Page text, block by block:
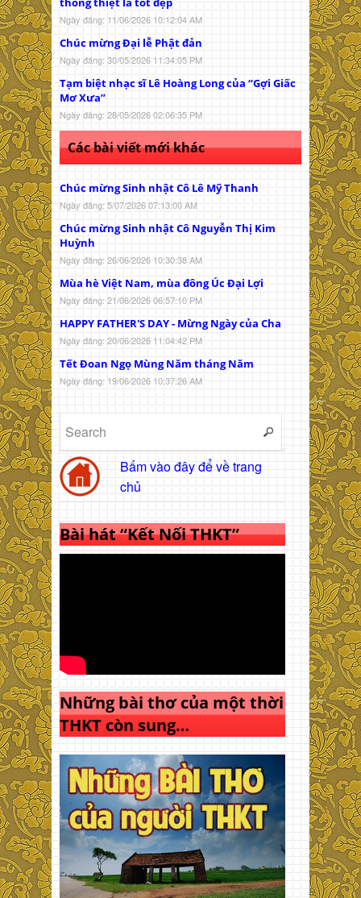
Ngày đăng: 11/06/2026 10:12:04 AM
Chúc mừng Đại lễ Phật đản
Ngày đăng: 30/05/2026 11:34:05 PM
Tạm biệt nhạc sĩ Lê Hoàng Long của “Gợi Giấc
Mơ Xưa”
Ngày đăng: 28/05/2026 02:06:35 PM
Các bài viết mới khác
Chúc mừng Sinh nhật Cô Lê Mỹ Thanh
Ngày đăng: 5/07/2026 07:13:00 AM
Chúc mừng Sinh nhật Cô Nguyễn Thị Kim
Huỳnh
Ngày đăng: 26/06/2026 10:30:38 AM
Mùa hè Việt Nam, mùa đông Úc Đại Lợi
Ngày đăng: 21/06/2026 06:57:10 PM
HAPPY FATHER'S DAY - Mừng Ngày của Cha
Ngày đăng: 20/06/2026 11:04:42 PM
Tết Đoan Ngọ Mùng Năm tháng Năm
Ngày đăng: 19/06/2026 10:37:26 AM
Bấm vào đây để về trang
chủ
Bài hát “Kết Nối THKT”
Những bài thơ của một thời
THKT còn sung…